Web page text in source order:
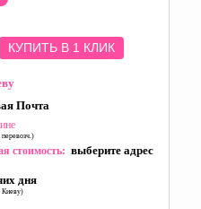
КУПИТЬ В 1 КЛИК
Почта
стоимость: выберите адрес
дня
Киеву)